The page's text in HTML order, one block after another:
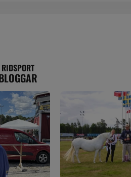
RIDSPORT